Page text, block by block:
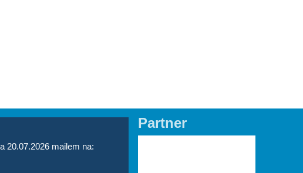
20.07.2026 mailem na:
Partner